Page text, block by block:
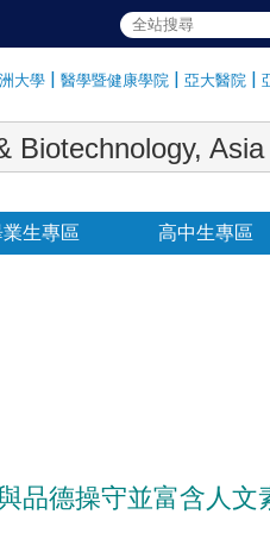
大學 | 醫學暨健康學院 | 亞大醫院 |
Biotechnology,
生專區 高中生專區
德操守並富含人文